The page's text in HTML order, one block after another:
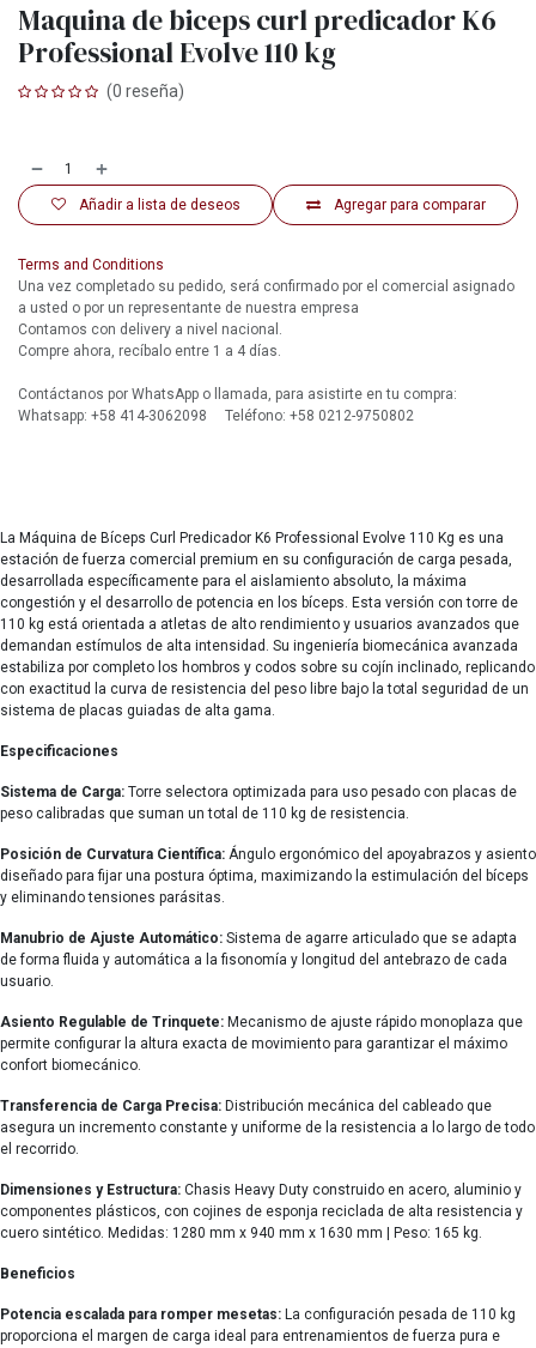
Maquina de biceps curl predicador K6
Professional Evolve 110 kg
(0 reseña)
Agregar para comparar
Añadir a lista de deseos
Terms and Conditions
Una vez completado su pedido, será confirmado por el comercial asignado
a usted o por un representante de nuestra empresa
Contamos con delivery a nivel nacional.
Compre ahora, recíbalo entre 1 a 4 días.
Contáctanos por WhatsApp o llamada, para asistirte en tu compra:
Whatsapp: +58 414-3062098 Teléfono: +58 0212-9750802
La Máquina de Bíceps Curl Predicador K6 Professional Evolve 110 Kg es una
estación de fuerza comercial premium en su configuración de carga pesada,
desarrollada específicamente para el aislamiento absoluto, la máxima
congestión y el desarrollo de potencia en los bíceps. Esta versión con torre de
110 kg está orientada a atletas de alto rendimiento y usuarios avanzados que
demandan estímulos de alta intensidad. Su ingeniería biomecánica avanzada
estabiliza por completo los hombros y codos sobre su cojín inclinado, replicando
con exactitud la curva de resistencia del peso libre bajo la total seguridad de un
sistema de placas guiadas de alta gama.
Especificaciones
Sistema de Carga: Torre selectora optimizada para uso pesado con placas de
peso calibradas que suman un total de 110 kg de resistencia.
Posición de Curvatura Científica: Ángulo ergonómico del apoyabrazos y asiento
diseñado para fijar una postura óptima, maximizando la estimulación del bíceps
y eliminando tensiones parásitas.
Manubrio de Ajuste Automático: Sistema de agarre articulado que se adapta
de forma fluida y automática a la fisonomía y longitud del antebrazo de cada
usuario.
Asiento Regulable de Trinquete: Mecanismo de ajuste rápido monoplaza que
permite configurar la altura exacta de movimiento para garantizar el máximo
confort biomecánico.
Transferencia de Carga Precisa: Distribución mecánica del cableado que
asegura un incremento constante y uniforme de la resistencia a lo largo de todo
el recorrido.
Dimensiones y Estructura: Chasis Heavy Duty construido en acero, aluminio y
componentes plásticos, con cojines de esponja reciclada de alta resistencia y
cuero sintético. Medidas: 1280 mm x 940 mm x 1630 mm | Peso: 165 kg.
Beneficios
Potencia escalada para romper mesetas: La configuración pesada de 110 kg
proporciona el margen de carga ideal para entrenamientos de fuerza pura e